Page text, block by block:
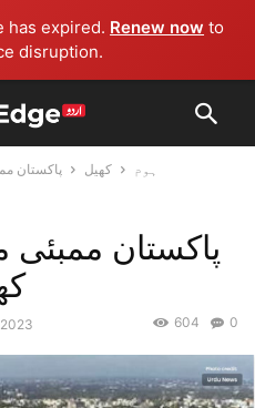
has expired. Renew now to
disruption.
ہوم کھیل پاکستان
پاکستان
0
604